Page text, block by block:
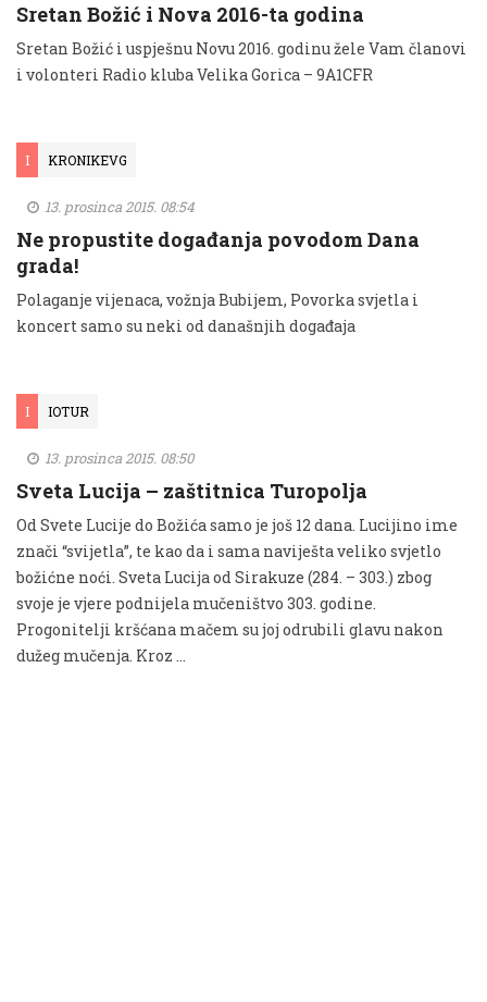
Sretan Božić i Nova 2016-ta godina
Sretan Božić i uspješnu Novu 2016. godinu žele Vam članovi
i volonteri Radio kluba Velika Gorica – 9A1CFR
I KRONIKEVG
13. prosinca 2015. 08:54
Ne propustite događanja povodom Dana
grada!
Polaganje vijenaca, vožnja Bubijem, Povorka svjetla i
koncert samo su neki od današnjih događaja
I IOTUR
13. prosinca 2015. 08:50
Sveta Lucija – zaštitnica Turopolja
Od Svete Lucije do Božića samo je još 12 dana. Lucijino ime
znači “svijetla”, te kao da i sama naviješta veliko svjetlo
božićne noći. Sveta Lucija od Sirakuze (284. – 303.) zbog
svoje je vjere podnijela mučeništvo 303. godine.
Progonitelji kršćana mačem su joj odrubili glavu nakon
dužeg mučenja. Kroz …